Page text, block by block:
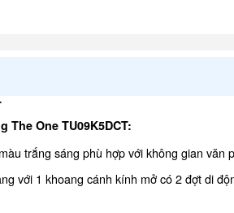
The One TU09K5DCT:
trắng sáng phù hợp với không gian văn
với 1 khoang cánh kính mở có 2 đợt di